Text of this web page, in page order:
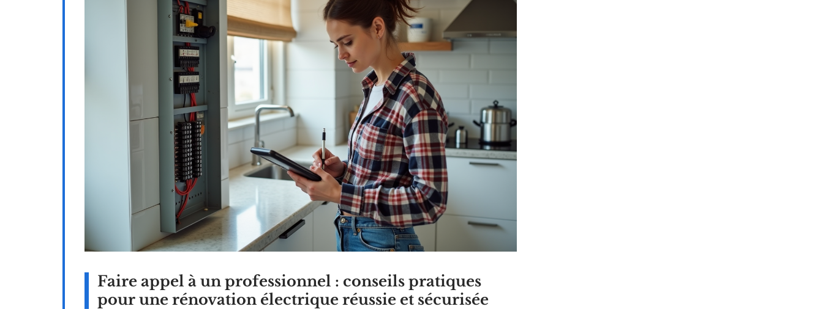
Faire appel à un professionnel : conseils pratiques
pour une rénovation électrique réussie et sécurisée